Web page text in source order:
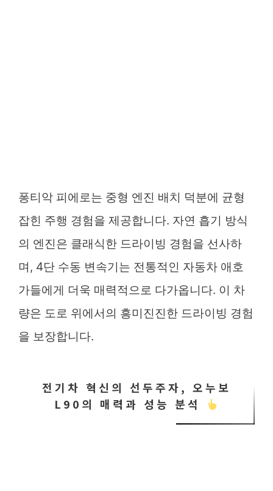
퐁티악 피에로는 중형 엔진 배치 덕분에 균형
잡힌 주행 경험을 제공합니다. 자연 흡기 방식
의 엔진은 클래식한 드라이빙 경험을 선사하
며, 4단 수동 변속기는 전통적인 자동차 애호
가들에게 더욱 매력적으로 다가옵니다. 이 차
량은 도로 위에서의 흥미진진한 드라이빙 경험
을 보장합니다.
전기차 혁신의 선두주자, 오누보
L90의 매력과 성능 분석